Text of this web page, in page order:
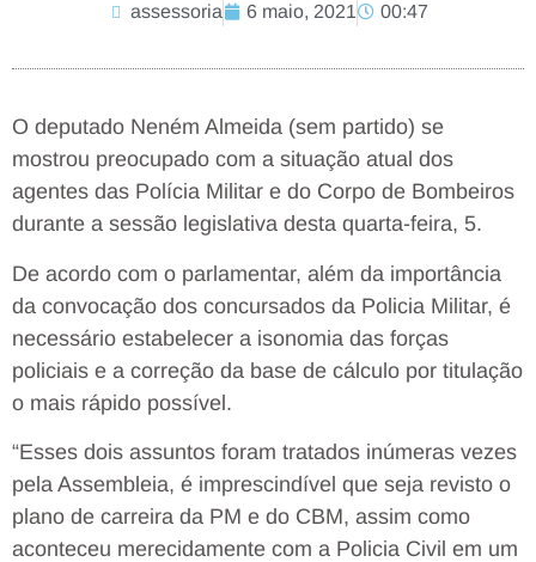
assessoria 6 maio, 2021 00:47
O deputado Neném Almeida (sem partido) se
mostrou preocupado com a situação atual dos
agentes das Polícia Militar e do Corpo de Bombeiros
durante a sessão legislativa desta quarta-feira, 5.
De acordo com o parlamentar, além da importância
da convocação dos concursados da Policia Militar, é
necessário estabelecer a isonomia das forças
policiais e a correção da base de cálculo por titulação
o mais rápido possível.
“Esses dois assuntos foram tratados inúmeras vezes
pela Assembleia, é imprescindível que seja revisto o
plano de carreira da PM e do CBM, assim como
aconteceu merecidamente com a Policia Civil em um